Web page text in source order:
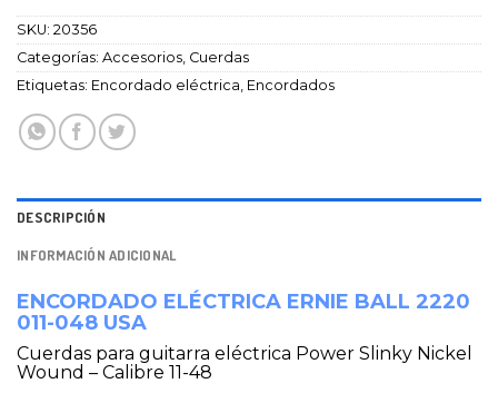
SKU: 20356
Categorías: Accesorios, Cuerdas
Etiquetas: Encordado eléctrica, Encordados
DESCRIPCIÓN
INFORMACIÓN ADICIONAL
ENCORDADO ELÉCTRICA ERNIE BALL 2220
011-048 USA
Cuerdas para guitarra eléctrica Power Slinky Nickel
Wound – Calibre 11-48